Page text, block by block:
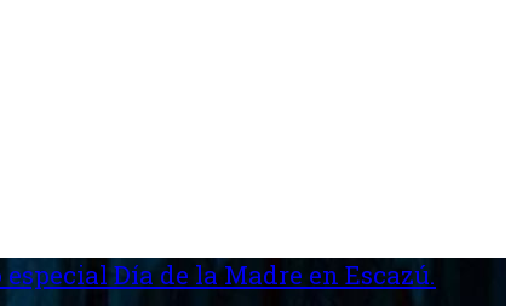
Día de la Madre en Escazú.